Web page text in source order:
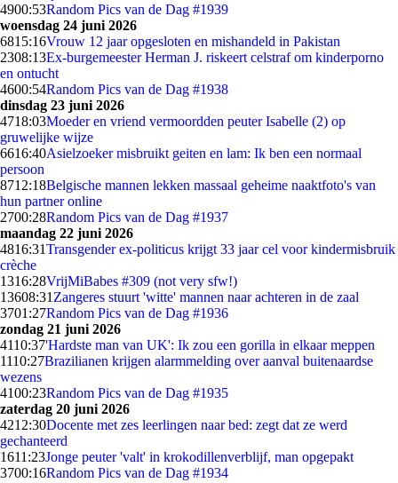
4900:53Random Pics van de Dag #1939
woensdag 24 juni 2026
6815:16Vrouw 12 jaar opgesloten en mishandeld in Pakistan
2308:13Ex-burgemeester Herman J. riskeert celstraf om kinderporno
en ontucht
4600:54Random Pics van de Dag #1938
dinsdag 23 juni 2026
4718:03Moeder en vriend vermoordden peuter Isabelle (2) op
gruwelijke wijze
6616:40Asielzoeker misbruikt geiten en lam: Ik ben een normaal
persoon
8712:18Belgische mannen lekken massaal geheime naaktfoto's van
hun partner online
2700:28Random Pics van de Dag #1937
maandag 22 juni 2026
4816:31Transgender ex-politicus krijgt 33 jaar cel voor kindermisbruik
crèche
1316:28VrijMiBabes #309 (not very sfw!)
13608:31 Zangeres stuurt 'witte' mannen naar achteren in de zaal
3701:27Random Pics van de Dag #1936
zondag 21 juni 2026
4110:37'Hardste man van UK': Ik zou een gorilla in elkaar meppen
1110:27Brazilianen krijgen alarmmelding over aanval buitenaardse
wezens
4100:23Random Pics van de Dag #1935
zaterdag 20 juni 2026
4212:30Docente met zes leerlingen naar bed: zegt dat ze werd
gechanteerd
1611:23Jonge peuter 'valt' in krokodillenverblijf, man opgepakt
3700:16Random Pics van de Dag #1934